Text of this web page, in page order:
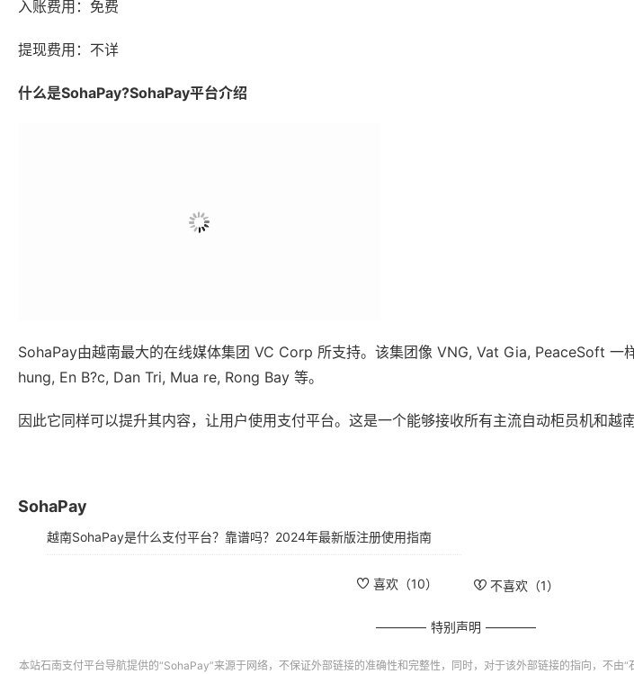
入账费用：免费
提现费用：不详
什么是SohaPay?SohaPay平台介绍
越南SohaPay是什么支付平台？靠谱吗？2024年最新版注册使用指南
石南支付平台导航提供的“SohaPay”来源于网络，不保证外部链接的准确性和完整性，同时，对于该外部链接的指向，不由“
2”收录时，该网页上的内容，都属于合规合法，后期网页的内容如出现违规，可以直接联系网站管理员进行删除，“